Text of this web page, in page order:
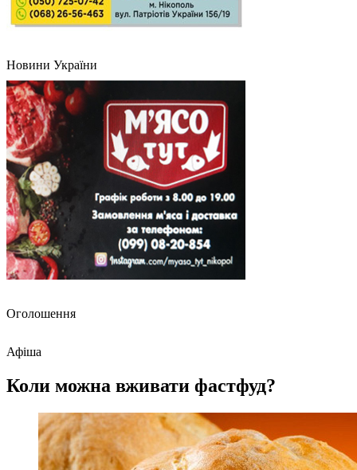
Новини України
Оголошення
Афіша
Коли можна вживати фастфуд?